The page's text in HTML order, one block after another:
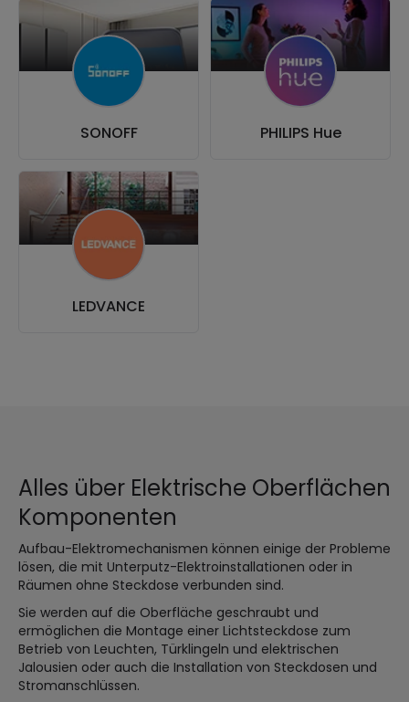
SONOFF PHILIPS Hue
LEDVANCE
Alles über Elektrische Oberflächen
Komponenten
Aufbau-Elektromechanismen können einige der Probleme
lösen, die mit Unterputz-Elektroinstallationen oder in
Räumen ohne Steckdose verbunden sind.
Sie werden auf die Oberfläche geschraubt und
ermöglichen die Montage einer Lichtsteckdose zum
Betrieb von Leuchten, Türklingeln und elektrischen
Jalousien oder auch die Installation von Steckdosen und
Stromanschlüssen.